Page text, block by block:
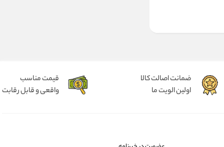
ضمانت اصالت کالا
اولین الویت ما
قیمت مناسب
واقعی و قابل رقابت